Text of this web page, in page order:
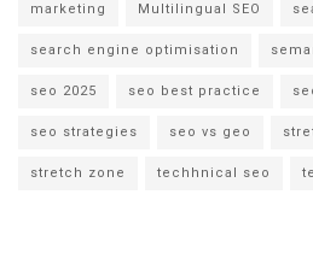
marketing Multilingual SEO
search engine optimisation
seo 2025 seo best practice
seo strategies seo vs geo
stretch zone techhnical seo